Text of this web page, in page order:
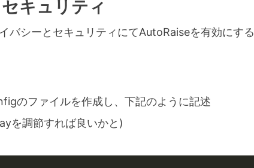
キュリティ
バシーとセキュリティにてAutoRaiseを有効にする
のファイルを作成し、下記のように記述
を調節すれば良いかと)